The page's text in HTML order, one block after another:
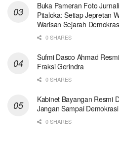
Buka Pameran Foto
Pitaloka: Setiap Jepretan
Warisan Sejarah
0 SHARES
Sufmi Dasco Ahmad
Fraksi Gerindra
0 SHARES
Kabinet Bayangan Resmi
Jangan Sampai
0 SHARES